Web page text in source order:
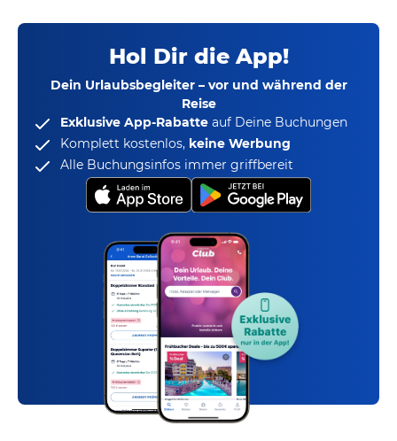
Hol Dir die App!
Dein Urlaubsbegleiter – vor und während der
Reise
Exklusive App-Rabatte auf Deine Buchungen
Komplett kostenlos, keine Werbung
Alle Buchungsinfos immer griffbereit